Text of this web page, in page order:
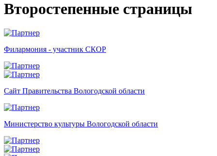
Второстепенные страницы
Филармония - участник СКОР
Сайт Правительства Вологодской области
Министерство культуры Вологодской области